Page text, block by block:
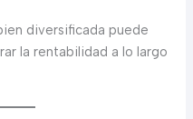
diversificada puede
la rentabilidad a lo largo